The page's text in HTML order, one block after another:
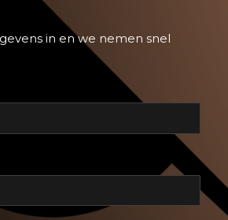
in en we nemen snel